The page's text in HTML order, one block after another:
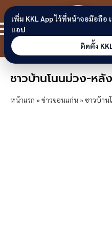
Skip to content
ชาวบ้านโนนม่วง-หลั
หน้าแรก »ข่าวขอนแก่น»ชาวบ้าน
เพิ่ม KKL App ไว้ที่หน้าจอมือถือ
แอป
ติดตั้ง